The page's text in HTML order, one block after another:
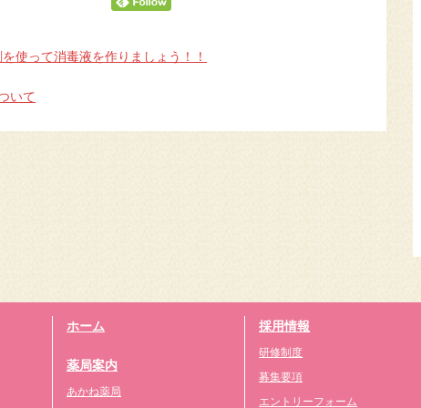
使って消毒液を作りましょう！！
いて
ホーム
薬局案内
あかね薬局
採用情報
研修制度
募集要項
エントリーフォーム